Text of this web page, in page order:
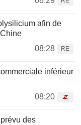
afin de
08:28
RE
inférieur
08:20
des